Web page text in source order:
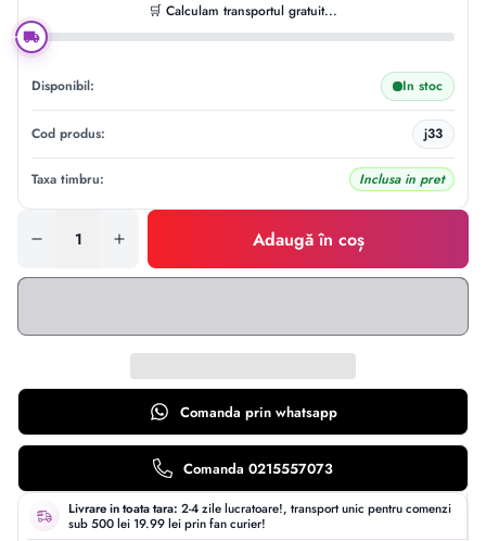
🛒 Calculam transportul gratuit...
Disponibil: In stoc
Cod produs: j33
Taxa timbru: Inclusa in pret
Adaugă în coș
Comanda prin whatsapp
Comanda 0215557073
Livrare in toata tara: 2-4 zile lucratoare!, transport unic pentru comenzi
sub 500 lei 19.99 lei prin fan curier!